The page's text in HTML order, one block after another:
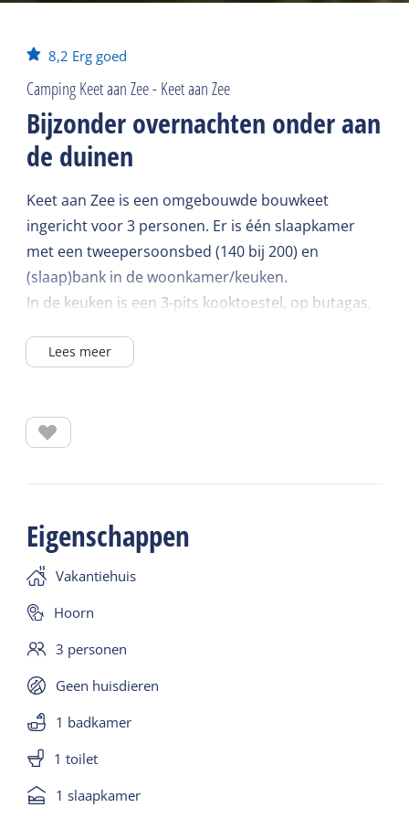
8,2 Erg goed
Camping Keet aan Zee - Keet aan Zee
Bijzonder overnachten onder aan
de duinen
Keet aan Zee is een omgebouwde bouwkeet
ingericht voor 3 personen. Er is één slaapkamer
met een tweepersoonsbed (140 bij 200) en
(slaap)bank in de woonkamer/keuken.
In de keuken is een 3-pits kooktoestel, op butagas,
waterkoker, een Nespresso en een koelkast. Potten
Douche en toilet zijn apart in een gebouwtje pal
toiletartikelen laten staan. De bedden zijn
Lees meer
Eigenschappen
Vakantiehuis
Hoorn
3 personen
Geen huisdieren
1 badkamer
1 toilet
1 slaapkamer